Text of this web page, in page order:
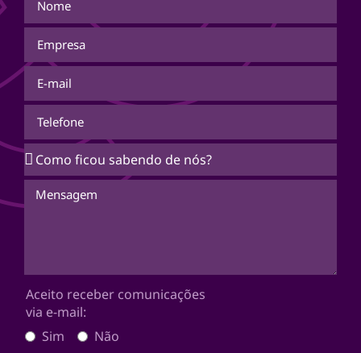
Aceito receber comunicações
via e-mail:
Sim
Não